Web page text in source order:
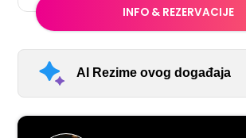
INFO & REZERVACIJE
AI Rezime ovog događaja